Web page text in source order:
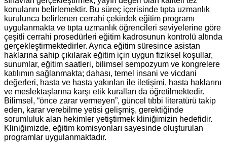
konularını belirlemektir. Bu süreç içerisinde tıpta uzmanlık
kurulunca belirlenen cerrahi çekirdek eğitim programı
uygulanmakta ve tıpta uzmanlık öğrencileri seviyelerine göre
çeşitli cerrahi prosedürleri eğitim kadrosunun kontrolü altında
gerçekleştirmektedirler. Ayrıca eğitim süresince asistan
haklarına sahip çıkılarak eğitim için uygun fiziksel koşullar,
sunumlar, eğitim saatleri, bilimsel sempozyum ve kongrelere
katılımın sağlanmakta; dahası, temel insani ve vicdani
değerleri, hasta ve hasta yakınları ile iletişimi, hasta haklarını
ve meslektaşlarına karşı etik kuralları da öğretilmektedir.
Bilimsel, “önce zarar vermeyen”, güncel tıbbi literatürü takip
eden, karar verebilme yetisi gelişmiş, gerektiğinde
sorumluluk alan hekimler yetiştirmek kliniğimizin hedefidir.
Kliniğimizde, eğitim komisyonları sayesinde oluşturulan
programlar uygulanmaktadır.